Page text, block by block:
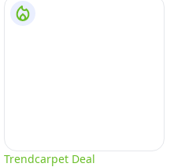
Trendcarpet Deal